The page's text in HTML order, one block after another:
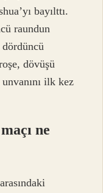
bayılttı.
raundun
dördüncü
dövüşü
ilk kez
ne